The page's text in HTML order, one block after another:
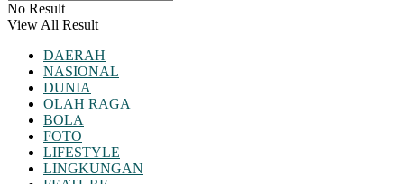
No Result
View All Result
DAERAH
NASIONAL
DUNIA
OLAH RAGA
BOLA
FOTO
LIFESTYLE
LINGKUNGAN